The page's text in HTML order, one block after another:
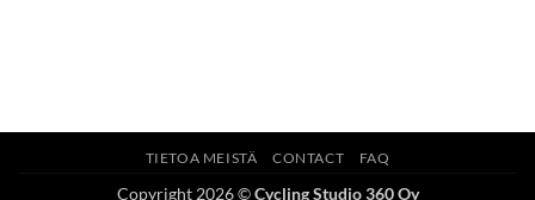
TIETOA MEISTÄ CONTACT FAQ
Copyright 2026 ©Cycling Studio 360 Oy